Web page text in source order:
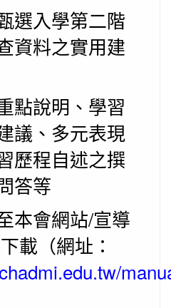
選入學第二階
資料之實用建
點說明、學習
議、多元表現
歷程自述之撰
答等
本會網站/宣導
載（網址：